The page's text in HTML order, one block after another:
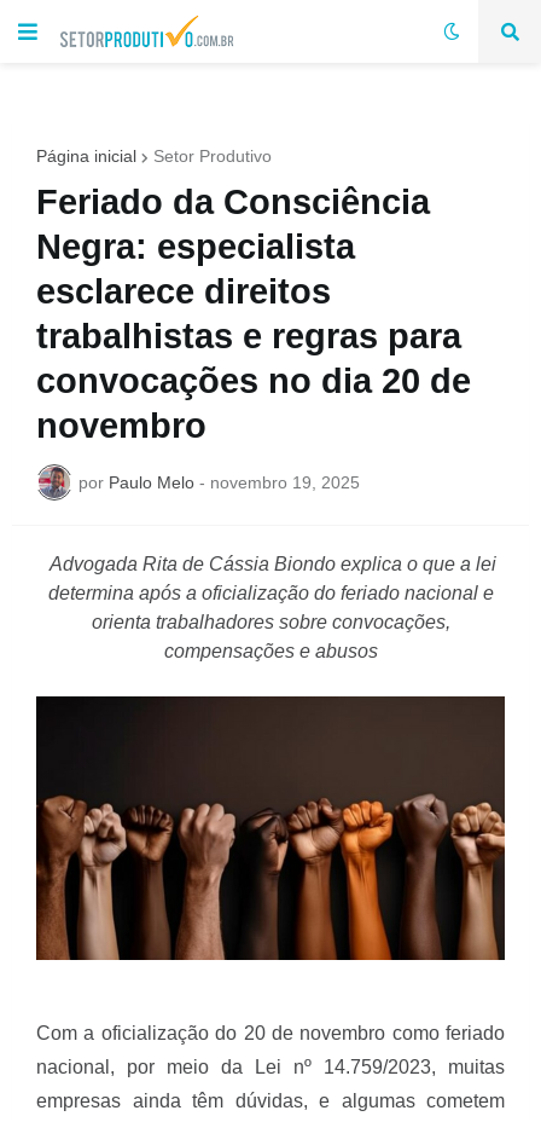
Página inicial Setor Produtivo
Feriado da Consciência
Negra: especialista
esclarece direitos
trabalhistas e regras para
convocações no dia 20 de
novembro
por Paulo Melo - novembro 19, 2025
Advogada Rita de Cássia Biondo explica o que a lei
determina após a oficialização do feriado nacional e
orienta trabalhadores sobre convocações,
compensações e abusos
Com a oficialização do 20 de novembro como feriado
nacional, por meio da Lei nº 14.759/2023, muitas
empresas ainda têm dúvidas, e algumas cometem